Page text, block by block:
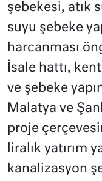
şebekesi, atık
suyu şebeke
harcanması
İsale hattı,
ve şebeke
Malatya ve
proje
liralık yatırım
kanalizasyon